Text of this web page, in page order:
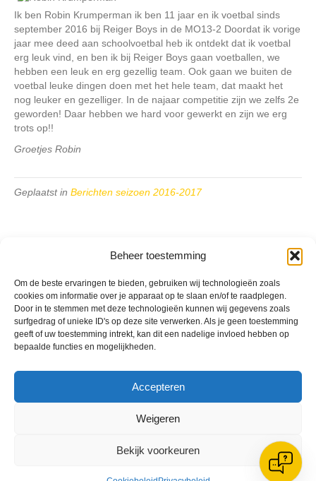
Beheer toestemming
Om de beste ervaringen te bieden, gebruiken wij technologieën zoals
cookies om informatie over je apparaat op te slaan en/of te raadplegen.
Door in te stemmen met deze technologieën kunnen wij gegevens zoals
surfgedrag of unieke ID's op deze site verwerken. Als je geen toestemming
geeft of uw toestemming intrekt, kan dit een nadelige invloed hebben op
bepaalde functies en mogelijkheden.
Accepteren
Weigeren
Bekijk voorkeuren
Ik ben Robin Krumperman ik ben 11 jaar en ik voetbal sinds
september 2016 bij Reiger Boys in de MO13-2 Doordat ik vorige
jaar mee deed aan schoolvoetbal heb ik ontdekt dat ik voetbal
erg leuk vind, en ben ik bij Reiger Boys gaan voetballen, we
hebben een leuk en erg gezellig team. Ook gaan we buiten de
voetbal leuke dingen doen met het hele team, dat maakt het
nog leuker en gezelliger. In de najaar competitie zijn we zelfs 2e
geworden! Daar hebben we hard voor gewerkt en zijn we erg
trots op!!
Groetjes Robin
Geplaatst in Berichten seizoen 2016-2017
VV Reiger Boys
De Wending, Lotte Beesedijk 1
1705 NA Heerhugowaard
Google maps route
Privacybeleid
XML-Sitemap